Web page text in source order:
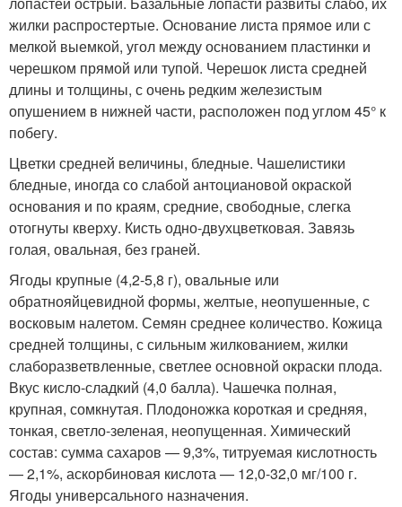
жилки распростертые. Основание листа прямое или с
мелкой выемкой, угол между основанием пластинки и
черешком прямой или тупой. Черешок листа средней
длины и толщины, с очень редким железистым
опушением в нижней части, расположен под углом 45° к
побегу.
Цветки средней величины, бледные. Чашелистики
бледные, иногда со слабой антоциановой окраской
основания и по краям, средние, свободные, слегка
отогнуты кверху. Кисть одно-двухцветковая. Завязь
голая, овальная, без граней.
Ягоды крупные (4,2-5,8 г), овальные или
обратнояйцевидной формы, желтые, неопушенные, с
восковым налетом. Семян среднее количество. Кожица
средней толщины, с сильным жилкованием, жилки
слаборазветвленные, светлее основной окраски плода.
Вкус кисло-сладкий (4,0 балла). Чашечка полная,
крупная, сомкнутая. Плодоножка короткая и средняя,
тонкая, светло-зеленая, неопущенная. Химический
состав: сумма сахаров — 9,3%, титруемая кислотность
— 2,1%, аскорбиновая кислота — 12,0-32,0 мг/100 г.
Ягоды универсального назначения.